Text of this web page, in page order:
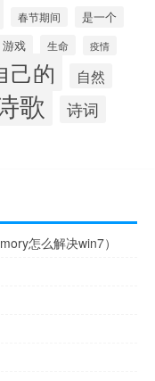
春节期间 是一个
游戏 生命 疫情
己的 自然
歌 诗词
怎么解决win7）